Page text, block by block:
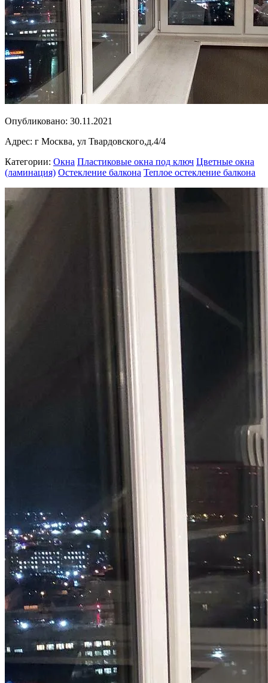
Опубликовано: 30.11.2021
Адрес: г Москва, ул Твардовского,д.4/4
Категории: Окна Пластиковые окна под ключ Цветные окна
(ламинация) Остекление балкона Теплое остекление балкона